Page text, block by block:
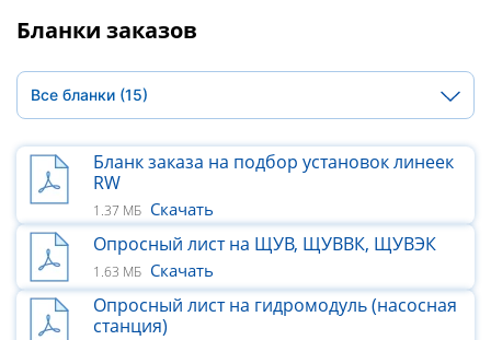
Бланки заказов
Все бланки (15)
Бланк заказа на подбор установок линеек
RW
1.37 МБ Скачать
Опросный лист на ЩУВ, ЩУВВК, ЩУВЭК
1.63 МБ Скачать
Опросный лист на гидромодуль (насосная
станция)